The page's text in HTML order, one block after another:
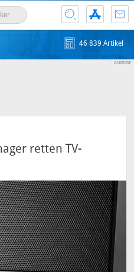
46 839 Artikel
retten TV-